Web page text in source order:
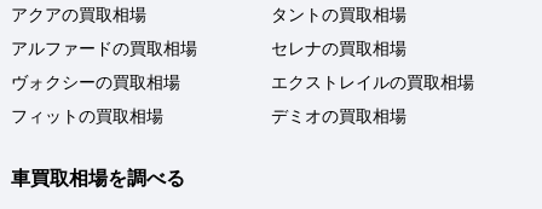
アクアの買取相場
アルファードの買取相場
ヴォクシーの買取相場
フィットの買取相場
タントの買取相場
セレナの買取相場
エクストレイルの買取相場
デミオの買取相場
車買取相場を調べる